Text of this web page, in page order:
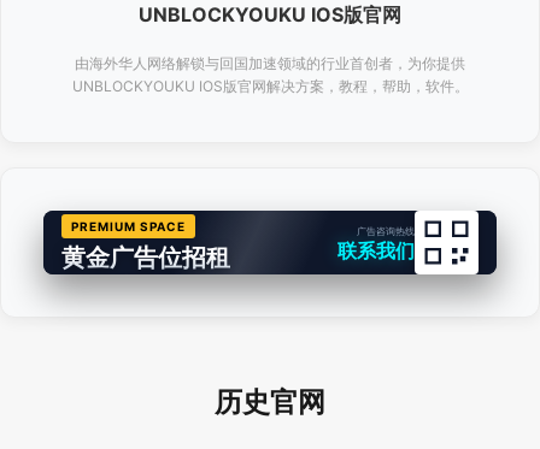
UNBLOCKYOUKU IOS版官网
由海外华人网络解锁与回国加速领域的行业首创者，为你提供
UNBLOCKYOUKU IOS版官网解决方案，教程，帮助，软件。
PREMIUM SPACE
黄金广告位招租
广告咨询热线
联系我们
历史官网